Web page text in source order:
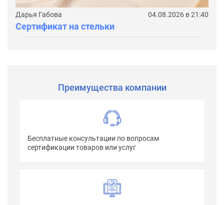
Дарья Габова 04.08.2026 в 21:40
Сертификат на стельки
Преимущества компании
Бесплатные консультации по вопросам
сертификации товаров или услуг